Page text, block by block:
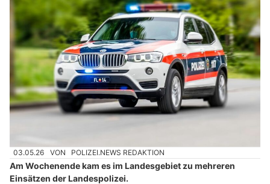
03.05.26 VON POLIZEI.NEWS REDAKTION
Am Wochenende kam es im Landesgebiet zu mehreren
Einsätzen der Landespolizei.